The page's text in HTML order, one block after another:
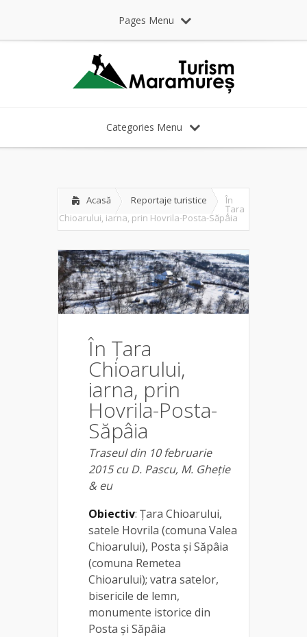
Pages Menu
Categories Menu
Acasă Reportaje turistice În
Țara
Chioarului, iarna, prin Hovrila-Posta-Săpâia
În Țara
Chioarului,
iarna, prin
Hovrila-Posta-
Săpâia
Traseul din 10 februarie
2015 cu D. Pascu, M. Gheție
& eu
Obiectiv: Țara Chioarului,
satele Hovrila (comuna Valea
Chioarului), Posta și Săpâia
(comuna Remetea
Chioarului); vatra satelor,
bisericile de lemn,
monumente istorice din
Posta și Săpâia